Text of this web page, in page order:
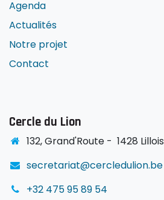
Agenda
Actualités
Notre projet
Contact
Cercle du Lion
132, Grand'Route - 1428 Lillois
secretariat@cercledulion.be
+32 475 95 89 54